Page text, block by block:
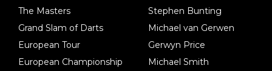
The Masters
Grand Slam of Darts
European Tour
European Championship
Stephen Bunting
Michael van Gerwen
Gerwyn Price
Michael Smith